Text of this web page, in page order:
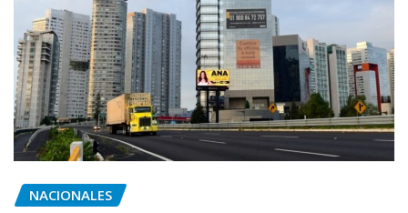
NACIONALES